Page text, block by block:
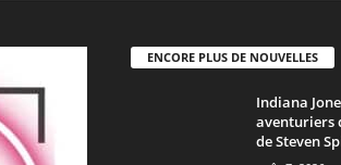
ENCORE PLUS DE NOUVELLES
Indiana
aventuriers
de Steven